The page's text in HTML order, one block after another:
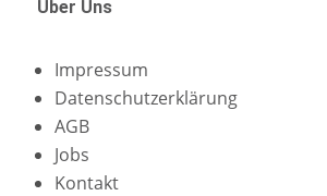
Über Uns
Impressum
Datenschutzerklärung
AGB
Jobs
Kontakt